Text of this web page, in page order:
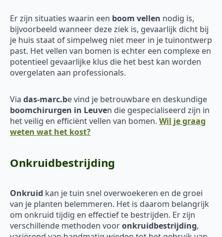
Er zijn situaties waarin een boom vellen nodig is,
bijvoorbeeld wanneer deze ziek is, gevaarlijk dicht bij
je huis staat of simpelweg niet meer in je tuinontwerp
past. Het vellen van bomen is echter een complexe en
potentieel gevaarlijke klus die het best kan worden
overgelaten aan professionals.
Via das-marc.be vind je betrouwbare en deskundige
boomchirurgen in Leuven die gespecialiseerd zijn in
het veilig en efficiënt vellen van bomen. Wil je graag
weten wat het kost?
Onkruidbestrijding
Onkruid kan je tuin snel overwoekeren en de groei
van je planten belemmeren. Het is daarom belangrijk
om onkruid tijdig en effectief te bestrijden. Er zijn
verschillende methoden vooronkruidbestrijding,